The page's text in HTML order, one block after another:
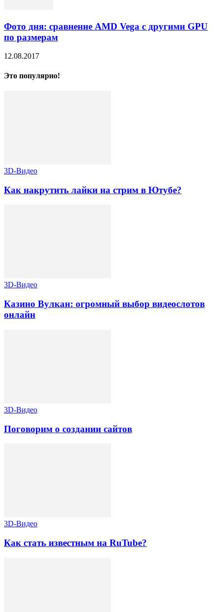
Фото дня: сравнение AMD Vega с другими GPU
по размерам
12.08.2017
Это популярно!
3D-Видео
Как накрутить лайки на стрим в Ютубе?
3D-Видео
Казино Вулкан: огромный выбор видеослотов
онлайн
3D-Видео
Поговорим о создании сайтов
3D-Видео
Как стать известным на RuTube?